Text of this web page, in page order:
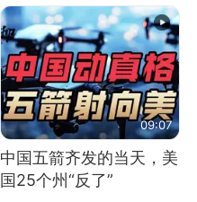
09:07
中国五箭齐发的当天，美
国25个州“反了”